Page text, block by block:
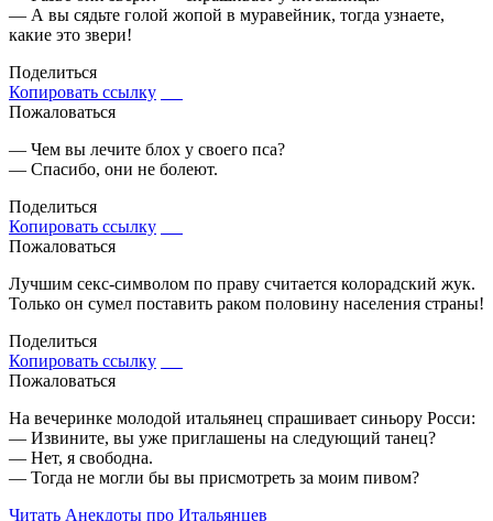
— А вы сядьте голой жопой в муравейник, тогда узнаете,
какие это звери!
Поделиться
Копировать ссылку
Пожаловаться
— Чем вы лечите блох у своего пса?
— Спасибо, они не болеют.
Поделиться
Копировать ссылку
Пожаловаться
Лучшим секс-символом по праву считается колорадский жук.
Только он сумел поставить раком половину населения страны!
Поделиться
Копировать ссылку
Пожаловаться
На вечеринке молодой итальянец спрашивает синьору Росси:
— Извините, вы уже приглашены на следующий танец?
— Нет, я свободна.
— Тогда не могли бы вы присмотреть за моим пивом?
Читать Анекдоты про Итальянцев